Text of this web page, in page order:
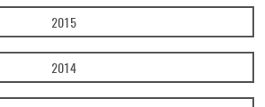
2015
2014